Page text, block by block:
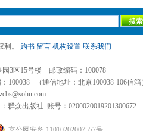
利。 购书 留言 机构设置 联系我们
3区15号楼 邮政编码：100078
100038 （通信地址：北京100038-106信箱
众出版社 账号：0200020019201300672